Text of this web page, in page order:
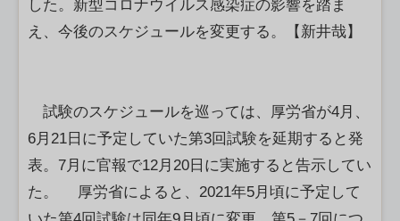
した。新型コロナウイルス感染症の影響を踏ま
え、今後のスケジュールを変更する。【新井哉】
試験のスケジュールを巡っては、厚労省が4月、
6月21日に予定していた第3回試験を延期すると発
表。7月に官報で12月20日に実施すると告示してい
た。 厚労省によると、2021年5月頃に予定して